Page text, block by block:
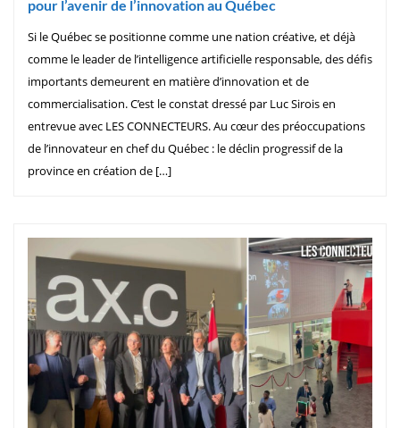
pour l’avenir de l’innovation au Québec
Si le Québec se positionne comme une nation créative, et déjà
comme le leader de l’intelligence artificielle responsable, des défis
importants demeurent en matière d’innovation et de
commercialisation. C’est le constat dressé par Luc Sirois en
entrevue avec LES CONNECTEURS. Au cœur des préoccupations
de l’innovateur en chef du Québec : le déclin progressif de la
province en création de […]